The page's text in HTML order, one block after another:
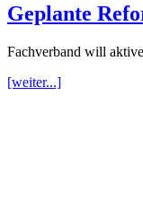
Geplante
Fachverband will
[weiter...]